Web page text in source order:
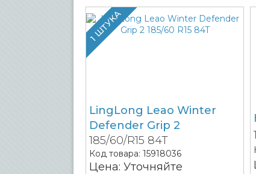
1 ШТУКА
LingLong Leao Winter
Defender Grip 2
185/60/R15 84T
Код товара: 15918036
Цена: Уточняйте